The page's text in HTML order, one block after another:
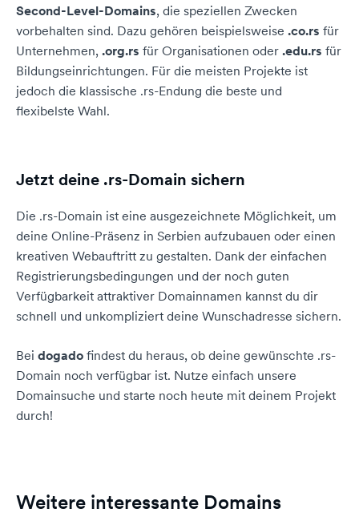
Second-Level-Domains, die speziellen Zwecken
vorbehalten sind. Dazu gehören beispielsweise .co.rs für
Unternehmen, .org.rs für Organisationen oder .edu.rs für
Bildungseinrichtungen. Für die meisten Projekte ist
jedoch die klassische .rs-Endung die beste und
flexibelste Wahl.
Jetzt deine .rs-Domain sichern
Die .rs-Domain ist eine ausgezeichnete Möglichkeit, um
deine Online-Präsenz in Serbien aufzubauen oder einen
kreativen Webauftritt zu gestalten. Dank der einfachen
Registrierungsbedingungen und der noch guten
Verfügbarkeit attraktiver Domainnamen kannst du dir
schnell und unkompliziert deine Wunschadresse sichern.
Bei dogado findest du heraus, ob deine gewünschte .rs-
Domain noch verfügbar ist. Nutze einfach unsere
Domainsuche und starte noch heute mit deinem Projekt
durch!
Weitere interessante Domains